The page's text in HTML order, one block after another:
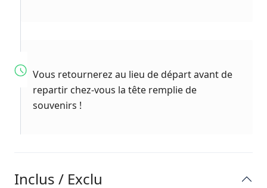
Vous retournerez au lieu de départ avant de
repartir chez-vous la tête remplie de
souvenirs !
Inclus / Exclu